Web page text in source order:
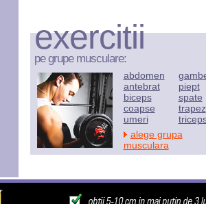
exercitii
pe grupe musculare:
abdomen
antebrat
biceps
coapse
umeri
piept
spate
trapez
alege grupa
musculara